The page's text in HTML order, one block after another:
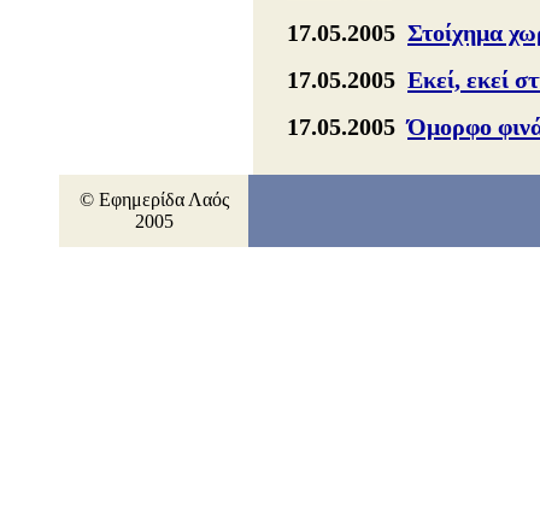
17.05.2005 Στοίχημα
17.05.2005 Εκεί, εκεί
17.05.2005Όμορφο
© Εφημερίδα Λαός
2005